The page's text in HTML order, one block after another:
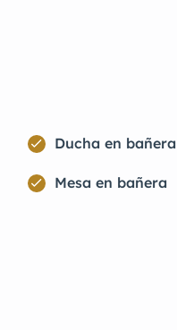
Ducha en bañera
Mesa en bañera